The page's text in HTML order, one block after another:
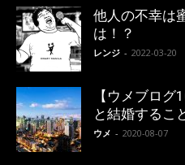
他人の不幸は
は！？
レンジ - 2022-03-20
【ウメブロ
と結婚するこ
ウメ - 2020-08-07